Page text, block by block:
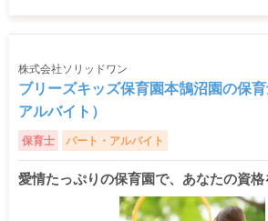
株式会社ソリッドワン
ブリーズキッズ保育園本鵠沼園の保
アルバイト）
保育士 パート・アルバイト
愛情たっぷりの保育園で、あなたの資格